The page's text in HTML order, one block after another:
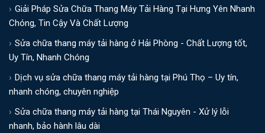
Giải Pháp Sửa Chữa Thang Máy Tải Hàng Tại Hưng Yên Nhanh
Chóng, Tin Cậy Và Chất Lượng
Sửa chữa thang máy tải hàng ở Hải Phòng - Chất Lượng tốt,
Uy Tín, Nhanh Chóng
Dịch vụ sửa chữa thang máy tải hàng tại Phú Thọ – Uy tín,
nhanh chóng, chuyên nghiệp
Sửa chữa thang máy tải hàng tại Thái Nguyên - Xử lý lỗi
nhanh, bảo hành lâu dài